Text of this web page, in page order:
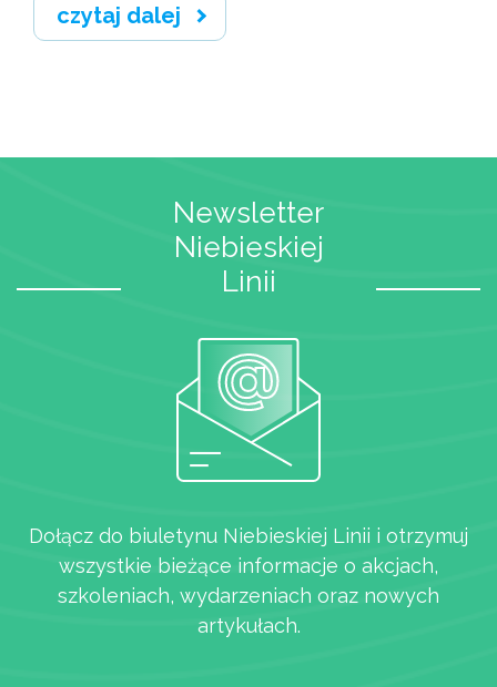
czytaj dalej
Newsletter
Niebieskiej
Linii
Dołącz do biuletynu Niebieskiej Linii i otrzymuj
wszystkie bieżące informacje o akcjach,
szkoleniach, wydarzeniach oraz nowych
artykułach.